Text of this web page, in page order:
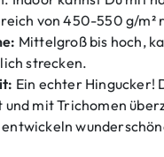
von 450-550 g/m²
Mittelgroß bis hoch,
strecken.
Ein echter Hingucker!
mit Trichomen